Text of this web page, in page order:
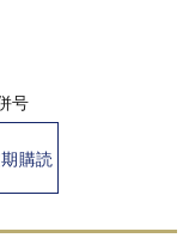
号
購読